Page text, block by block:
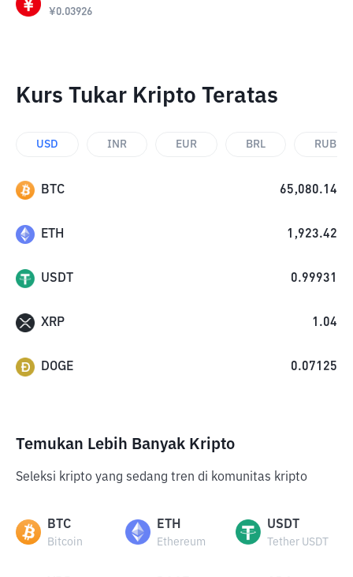
¥0.03926
Kurs Tukar Kripto Teratas
USD INR EUR BRL RUB
BTC 65,080.14
ETH 1,923.42
USDT 0.99931
XRP 1.04
DOGE 0.07125
Temukan Lebih Banyak Kripto
Seleksi kripto yang sedang tren di komunitas kripto
BTC
Bitcoin
ETH
Ethereum
USDT
Tether USDT